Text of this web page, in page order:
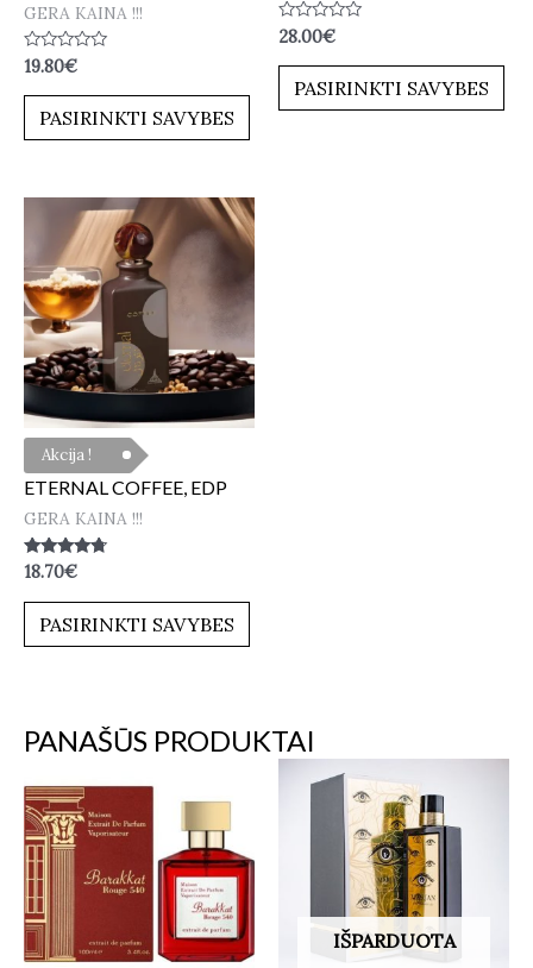
GERA KAINA !!!
Įvertinimas:
iš
19.80€
PASIRINKTI SAVYBES
Įvertinimas:
iš
28.00€
PASIRINKTI SAVYBES
Akcija !
ETERNAL COFFEE, EDP
GERA KAINA !!!
Įvertinimas:
iš 5
18.70€
PASIRINKTI SAVYBES
PANAŠŪS PRODUKTAI
IŠPARDUOTA